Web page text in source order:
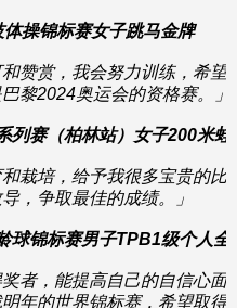
操锦标赛女子跳马金牌
赞赏，我会努力训练，希望
黎2024奥运会的资格赛。」
列赛（柏林站）女子200米蛙
和栽培，给予我很多宝贵的
，争取最佳的成绩。」
球锦标赛男子TPB1级个人全
奖者，能提高自己的自信心
年的世界锦标赛，希望取得